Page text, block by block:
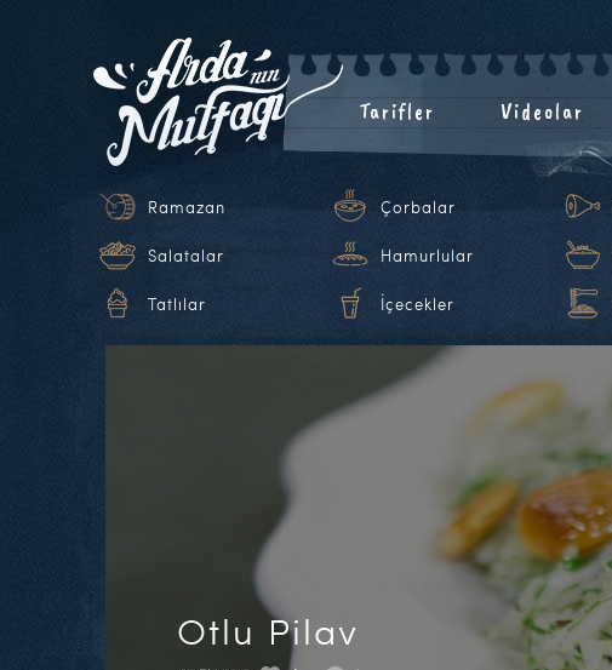
Tarifler Videolar
Ramazan Çorbalar
Salatalar Hamurlular
Tatlılar İçecekler
Otlu Pilav